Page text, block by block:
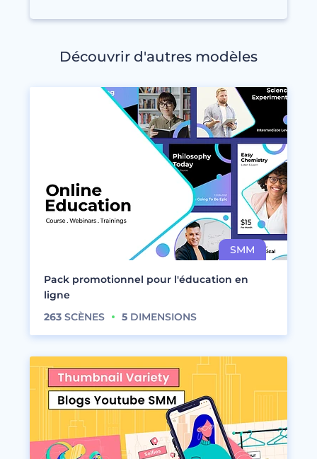
Découvrir d'autres modèles
Pack promotionnel pour l'éducation en
ligne
263 SCÈNES 5 DIMENSIONS